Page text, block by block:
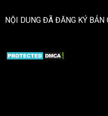
NỘI DUNG ĐÃ ĐĂNG KÝ BẢN